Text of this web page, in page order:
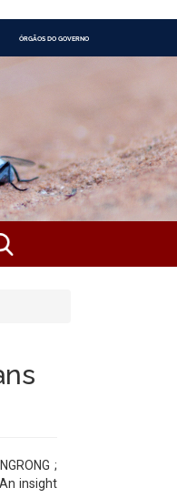
ÓRGÃOS DO GOVERNO
;
An insight